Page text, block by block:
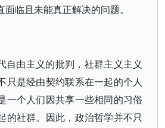
临且未能真正解决的问题。
自由主义的批判，社群主义主义
只是经由契约联系在一起的个人
一个人们因共享一些相同的习俗
的社群。因此，政治哲学并不只